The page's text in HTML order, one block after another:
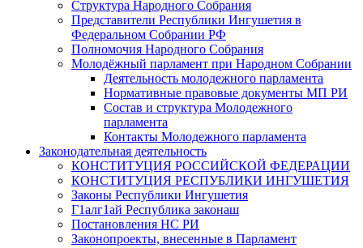
Структура Народного Собрания
Представители Республики Ингушетия в
Федеральном Собрании РФ
Полномочия Народного Собрания
Молодёжный парламент при Народном Собрании
Деятельность молодежного парламента
Нормативные правовые документы МП РИ
Состав и структура Молодежного
парламента
Контакты Молодежного парламента
Законодательная деятельность
КОНСТИТУЦИЯ РОССИЙСКОЙ ФЕДЕРАЦИИ
КОНСТИТУЦИЯ РЕСПУБЛИКИ ИНГУШЕТИЯ
Законы Республики Ингушетия
Г1алг1ай Республика законаш
Постановления НС РИ
Законопроекты, внесенные в Парламент